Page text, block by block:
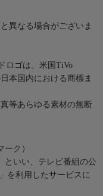
異なる場合がございま
ロゴは、米国TiVo
本国内における商標ま
等あらゆる素材の無断
ク）
といい、テレビ番組の公
を利用したサービスに